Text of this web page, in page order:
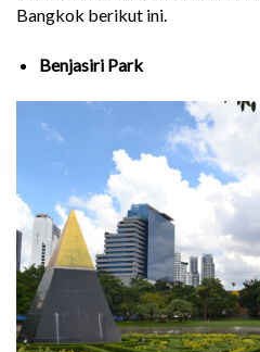
Bangkok berikut ini.
Benjasiri Park